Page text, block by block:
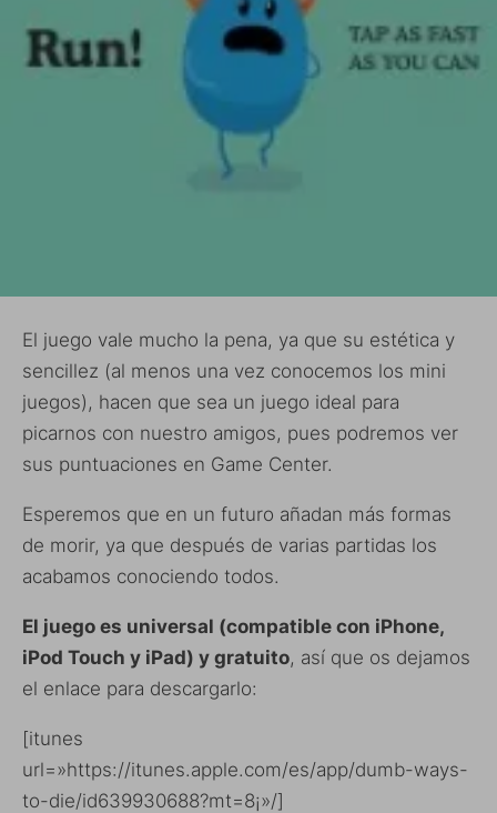
El juego vale mucho la pena, ya que su estética y
sencillez (al menos una vez conocemos los mini
juegos), hacen que sea un juego ideal para
picarnos con nuestro amigos, pues podremos ver
sus puntuaciones en Game Center.
Esperemos que en un futuro añadan más formas
de morir, ya que después de varias partidas los
acabamos conociendo todos.
El juego es universal (compatible con iPhone,
iPod Touch y iPad) y gratuito, así que os dejamos
el enlace para descargarlo:
[itunes
url=»https://itunes.apple.com/es/app/dumb-ways-
to-die/id639930688?mt=8¡»/]